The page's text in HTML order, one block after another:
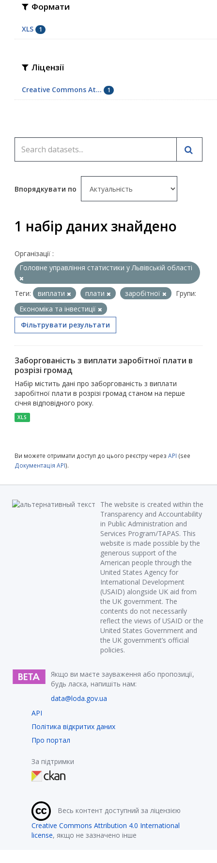
Формати
XLS 1
Ліцензії
Creative Commons At... 1
Впорядкувати по
1 набір даних знайдено
Організації :
Головне управління статистики у Львівській області
Теги: виплати плати заробітної
Групи:
Економіка та інвестиції
Фільтрувати результати
Заборгованість з виплати заробітної плати в
розрізі громад
Набір містить дані про заборгованість з виплати
заробітної плати в розрізі громад станом на перше
січня відповідного року.
XLS
Ви можете отримати доступ до цього реєстру через API (see
Документація API).
The website is created within the
Transparency and Accountability
in Public Administration and
Services Program/TAPAS. This
website is made possible by the
generous support of the
American people through the
United States Agency for
International Development
(USAID) alongside UK aid from
the UK government. The
contents do not necessarily
reflect the views of USAID or the
United States Government and
the UK government’s official
policies.
Якщо ви маєте зауваження або пропозиції,
будь ласка, напишіть нам:
data@loda.gov.ua
API
Політика відкритих даних
Про портал
За підтримки
Весь контент доступний за ліцензією
Creative Commons Attribution 4.0 International
license, якщо не зазначено інше